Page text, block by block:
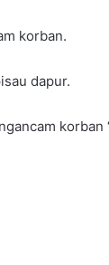
korban.
dapur.
korban